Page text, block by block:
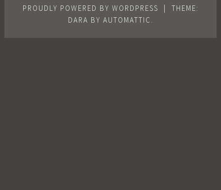
PROUDLY POWERED BY WORDPRESS |
THEME:
DARA BY AUTOMATTIC .